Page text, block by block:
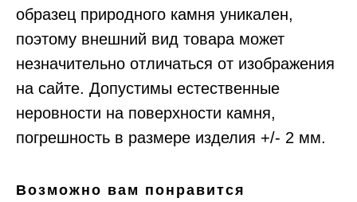
образец природного камня уникален,
поэтому внешний вид товара может
незначительно отличаться от изображения
на сайте. Допустимы естественные
неровности на поверхности камня,
погрешность в размере изделия +/- 2 мм.
Возможно вам понравится